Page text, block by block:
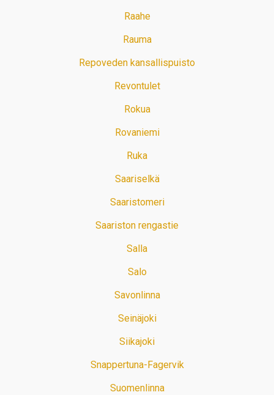
Raahe
Rauma
Repoveden kansallispuisto
Revontulet
Rokua
Rovaniemi
Ruka
Saariselkä
Saaristomeri
Saariston rengastie
Salla
Salo
Savonlinna
Seinäjoki
Siikajoki
Snappertuna-Fagervik
Suomenlinna